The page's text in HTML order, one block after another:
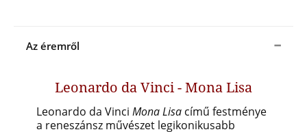
Az éremről
Leonardo da Vinci - Mona Lisa
Leonardo da Vinci Mona Lisa című festménye
a reneszánsz művészet legikonikusabb